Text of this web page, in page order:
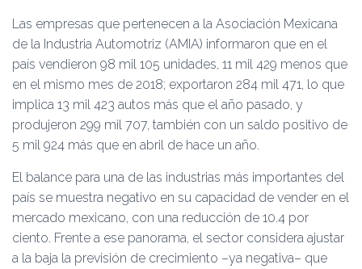
Las empresas que pertenecen a la Asociación Mexicana
de la Industria Automotriz (AMIA) informaron que en el
país vendieron 98 mil 105 unidades, 11 mil 429 menos que
en el mismo mes de 2018; exportaron 284 mil 471, lo que
implica 13 mil 423 autos más que el año pasado, y
produjeron 299 mil 707, también con un saldo positivo de
5 mil 924 más que en abril de hace un año.
El balance para una de las industrias más importantes del
país se muestra negativo en su capacidad de vender en el
mercado mexicano, con una reducción de 10.4 por
ciento. Frente a ese panorama, el sector considera ajustar
a la baja la previsión de crecimiento –ya negativa– que